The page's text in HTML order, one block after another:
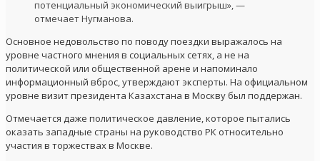
потенциальный экономический выигрыш», —
отмечает Нугманова.
Основное недовольство по поводу поездки выражалось на
уровне частного мнения в социальных сетях, а не на
политической или общественной арене и напоминало
информационный вброс, утверждают эксперты. На официальном
уровне визит президента Казахстана в Москву был поддержан.
Отмечается даже политическое давление, которое пытались
оказать западные страны на руководство РК относительно
участия в торжествах в Москве.